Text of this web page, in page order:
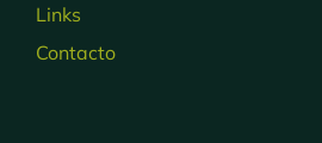
Links
Contacto